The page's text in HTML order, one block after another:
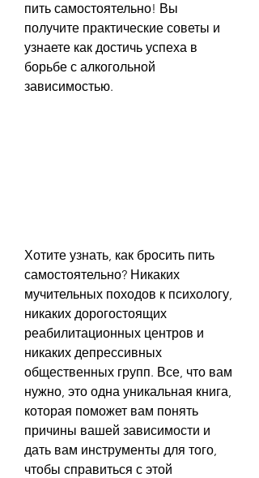
пить самостоятельно! Вы
получите практические советы и
узнаете как достичь успеха в
борьбе с алкогольной
зависимостью.
Хотите узнать, как бросить пить
самостоятельно? Никаких
мучительных походов к психологу,
никаких дорогостоящих
реабилитационных центров и
никаких депрессивных
общественных групп. Все, что вам
нужно, это одна уникальная книга,
которая поможет вам понять
причины вашей зависимости и
дать вам инструменты для того,
чтобы справиться с этой